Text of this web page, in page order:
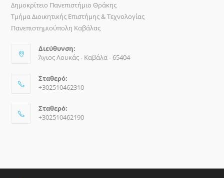
Δημοκρίτειο Πανεπιστήμιο Θράκης
Τμήμα Διοικητικής Επιστήμης & Τεχνολογίας
Πανεπιστημιούπολη Καβάλας
Διεύθυνση:
Άγιος Λουκάς - Καβάλα - 65404
Σταθερό:
+302510462310
Σταθερό:
+302510462190